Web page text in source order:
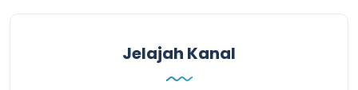
Jelajah Kanal